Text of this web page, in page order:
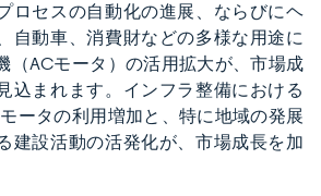
ロセスの自動化の進展、ならびにヘ
自動車、消費財などの多様な用途に
（ACモータ）の活用拡大が、市場成
込まれます。インフラ整備における
ータの利用増加と、特に地域の発展
建設活動の活発化が、市場成長を加